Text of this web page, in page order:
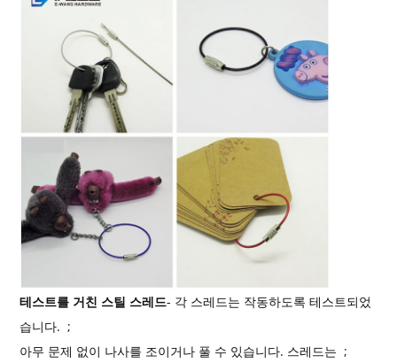
테스트를 거친 스틸 스레드- 각 스레드는 작동하도록 테스트되었
습니다. ;
아무 문제 없이 나사를 조이거나 풀 수 있습니다. 스레드는 ;